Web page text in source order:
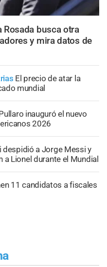
Rosada busca otra
y mira datos de
El precio de atar la
mundial
inauguró el nuevo
2026
despidió a Jorge Messi y
Lionel durante el Mundial
11 candidatos a fiscales